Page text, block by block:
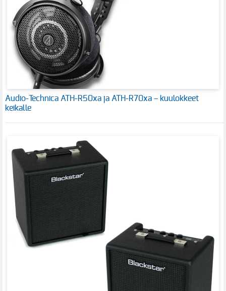
Audio-Technica ATH-R50xa ja ATH-R70xa – kuulokkeet
keikalle